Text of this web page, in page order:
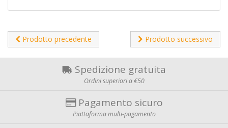
Prodotto precedente Prodotto successivo
Spedizione gratuita
Ordini superiori a €50
Pagamento sicuro
Piattaforma multi-pagamento